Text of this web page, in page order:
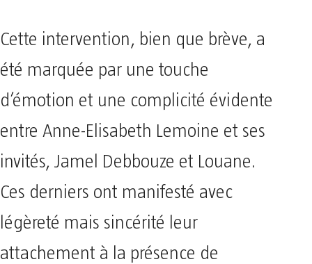
Cette intervention, bien que brève, a
été marquée par une touche
d’émotion et une complicité évidente
entre Anne-Elisabeth Lemoine et ses
invités, Jamel Debbouze et Louane.
Ces derniers ont manifesté avec
légèreté mais sincérité leur
attachement à la présence de